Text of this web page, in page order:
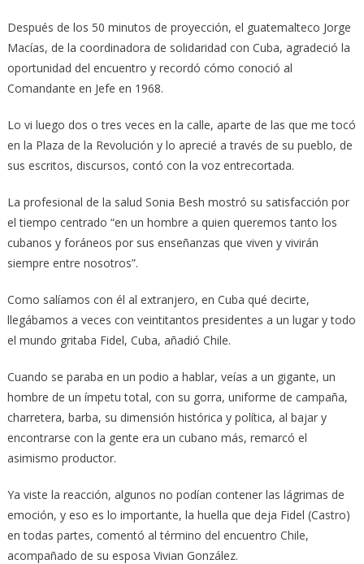
Después de los 50 minutos de proyección, el guatemalteco Jorge
Macías, de la coordinadora de solidaridad con Cuba, agradeció la
oportunidad del encuentro y recordó cómo conoció al
Comandante en Jefe en 1968.
Lo vi luego dos o tres veces en la calle, aparte de las que me tocó
en la Plaza de la Revolución y lo aprecié a través de su pueblo, de
sus escritos, discursos, contó con la voz entrecortada.
La profesional de la salud Sonia Besh mostró su satisfacción por
el tiempo centrado “en un hombre a quien queremos tanto los
cubanos y foráneos por sus enseñanzas que viven y vivirán
siempre entre nosotros”.
Como salíamos con él al extranjero, en Cuba qué decirte,
llegábamos a veces con veintitantos presidentes a un lugar y todo
el mundo gritaba Fidel, Cuba, añadió Chile.
Cuando se paraba en un podio a hablar, veías a un gigante, un
hombre de un ímpetu total, con su gorra, uniforme de campaña,
charretera, barba, su dimensión histórica y política, al bajar y
encontrarse con la gente era un cubano más, remarcó el
asimismo productor.
Ya viste la reacción, algunos no podían contener las lágrimas de
emoción, y eso es lo importante, la huella que deja Fidel (Castro)
en todas partes, comentó al término del encuentro Chile,
acompañado de su esposa Vivian González.